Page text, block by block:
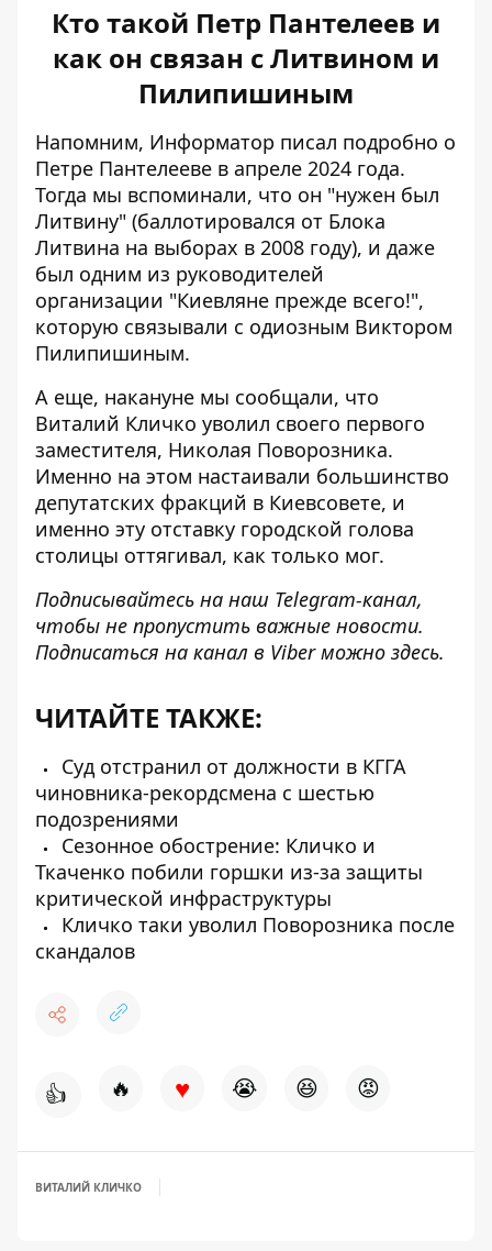
Кто такой Петр Пантелеев и
как он связан с Литвином и
Пилипишиным
Напомним, Информатор писал подробно о
Петре Пантелееве в апреле 2024 года.
Тогда мы вспоминали, что он "нужен был
Литвину" (баллотировался от Блока
Литвина на выборах в 2008 году), и даже
был одним из руководителей
организации "Киевляне прежде всего!",
которую связывали с одиозным Виктором
Пилипишиным.
А еще, накануне мы сообщали, что
Виталий Кличко уволил своего первого
заместителя, Николая Поворозника.
Именно на этом настаивали большинство
депутатских фракций в Киевсовете, и
именно эту отставку городской голова
столицы оттягивал, как только мог.
Подписывайтесь на наш Telegram-канал,
чтобы не пропустить важные новости.
Подписаться на канал в Viber можно здесь.
ЧИТАЙТЕ ТАКЖЕ:
Суд отстранил от должности в КГГА
чиновника-рекордсмена с шестью
подозрениями
Сезонное обострение: Кличко и
Ткаченко побили горшки из-за защиты
критической инфраструктуры
Кличко таки уволил Поворозника после
скандалов
👍 🔥 ♥ 😭 😆 😡
ВИТАЛИЙ КЛИЧКО